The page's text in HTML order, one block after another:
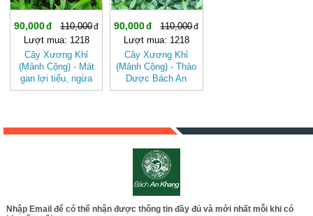
90,000
110,000
Lượt mua: 1218
Cây Xương Khỉ
(Mảnh Cộng) - Mát
gan lợi tiểu, ngừa
ung thư - JD070
90,000
110,000
Lượt mua: 1218
Cây Xương Khỉ
(Mảnh Cộng) - Thảo
Dược Bách An
Khang - JD070
Nhập Email để có thể nhận được thông tin đầy đủ và mới nhất mỗi khi có